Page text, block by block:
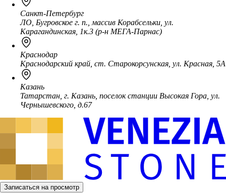
Санкт-Петербург
ЛО, Бугровское г. п., массив Корабсельки, ул.
Карагандинская, 1к.3 (р-н МЕГА-Парнас)
Краснодар
Краснодарский край, ст. Старокорсунская, ул. Красная, 5А
Казань
Татарстан, г. Казань, поселок станции Высокая Гора, ул.
Чернышевского, д.67
Записаться на просмотр